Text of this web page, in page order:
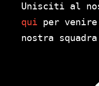
Unisciti al
qui per
nostra